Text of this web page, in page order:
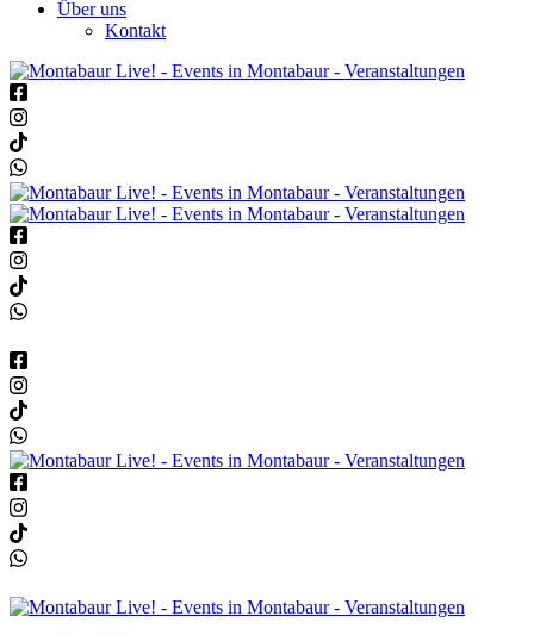
Über uns
Kontakt